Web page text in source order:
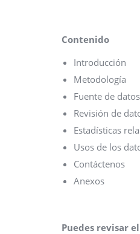
Contenido
Introducción
Metodología
Fuente de datos
Revisión de
Estadísticas
Usos de los
Contáctenos
Anexos
Puedes revisar